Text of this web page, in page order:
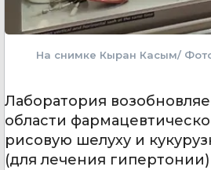
На снимке Кыран Касым/
Лаборатория
области
рисовую шелуху и
(для лечения